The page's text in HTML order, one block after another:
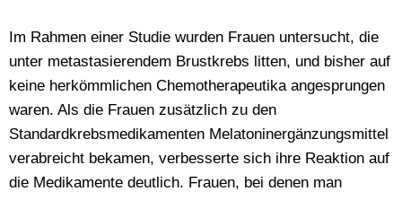
Im Rahmen einer Studie wurden Frauen untersucht, die
unter metastasierendem Brustkrebs litten, und bisher auf
keine herkömmlichen Chemotherapeutika angesprungen
waren. Als die Frauen zusätzlich zu den
Standardkrebsmedikamenten Melatoninergänzungsmittel
verabreicht bekamen, verbesserte sich ihre Reaktion auf
die Medikamente deutlich. Frauen, bei denen man